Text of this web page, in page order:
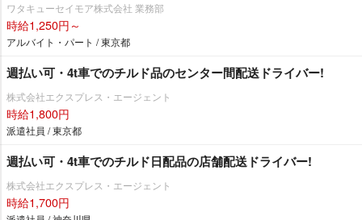
ワタキューセイモア株式会社 業務部
時給1,250円～
アルバイト・パート / 東京都
週払い可・4t車でのチルド品のセンター間配送ドライバー!
株式会社エクスプレス・エージェント
時給1,800円
派遣社員 / 東京都
週払い可・4t車でのチルド日配品の店舗配送ドライバー!
株式会社エクスプレス・エージェント
時給1,700円